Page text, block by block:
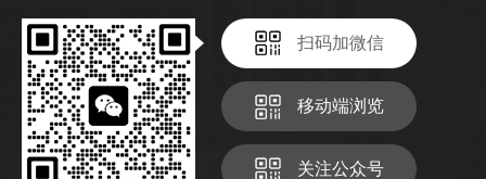
扫码加微信
移动端浏览
关注公众号